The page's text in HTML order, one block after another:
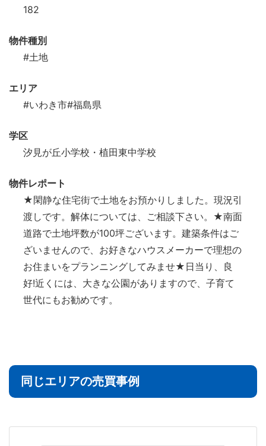
182
物件種別
#土地
エリア
#いわき市#福島県
学区
汐見が丘小学校・植田東中学校
物件レポート
★閑静な住宅街で土地をお預かりしました。現況引
渡しです。解体については、ご相談下さい。★南面
道路で土地坪数が100坪ございます。建築条件はご
ざいませんので、お好きなハウスメーカーで理想の
お住まいをプランニングしてみませ★日当り、良
好!近くには、大きな公園がありますので、子育て
世代にもお勧めです。
同じエリアの売買事例